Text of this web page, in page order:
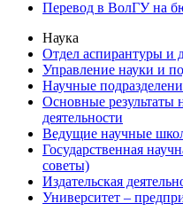
Перевод в ВолГУ на
Наука
Отдел аспирантуры и
Управление науки и
Научные
Основные результаты
деятельности
Ведущие научные
Государственная
советы)
Издательская
Университет –